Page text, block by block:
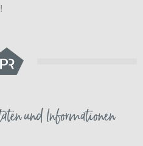
und Informationen